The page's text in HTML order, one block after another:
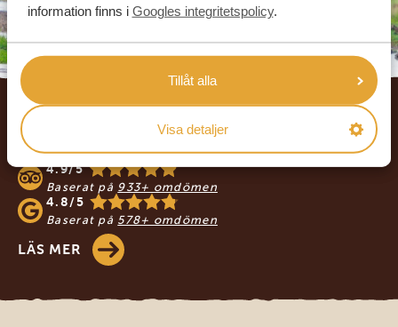
information finns i Googles integritetspolicy.
Tillåt alla
Visa detaljer
Footer
VÅRA KUNDER REKOMMENDERAR
AFRIKA SAFARI RESOR
4.9/5
Baserat på 933+ omdömen
4.8/5
Baserat på 578+ omdömen
LÄS MER